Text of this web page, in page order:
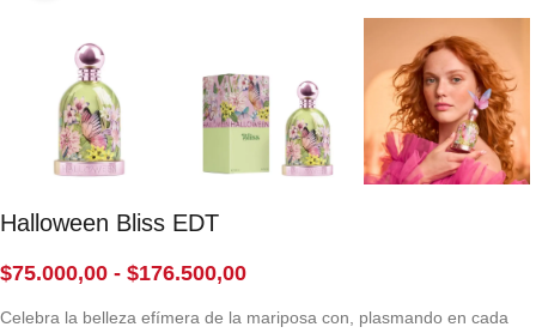
Halloween Bliss EDT
$75.000,00 - $176.500,00
Celebra la belleza efímera de la mariposa con, plasmando en cada